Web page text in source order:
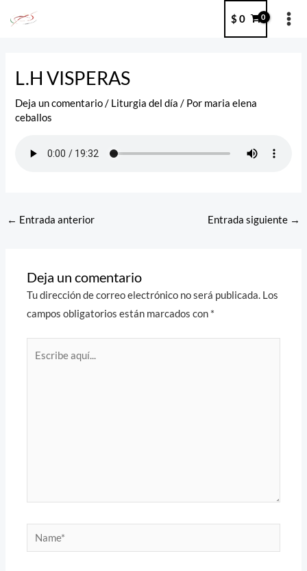
$ 0
L.H VISPERAS
Deja un comentario / Liturgia del día / Por maria elena
ceballos
← Entrada anterior Entrada siguiente →
Deja un comentario
Tu dirección de correo electrónico no será publicada. Los
campos obligatorios están marcados con *
Name*